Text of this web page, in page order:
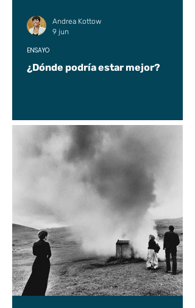
¿Dónde podría estar mejor?
ENSAYO
Andrea Kottow
9 jun